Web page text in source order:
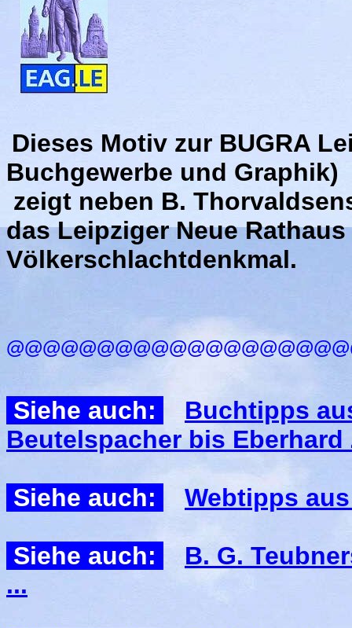
Dieses Motiv zur BUGRA
Buchgewerbe und Graphik)
zeigt neben B.
das Leipziger Neue
Völkerschlachtdenkmal.
Siehe auch:
Buchtipps
Beutelspacher bis Eberhard
Siehe auch: Webtipps
Siehe auch:
B. G.
...